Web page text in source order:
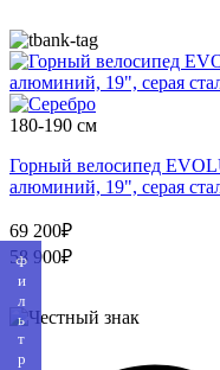
Фильтр
180-190 см
Горный велосипед
алюминий, 19", серая
69 200₽
58 900₽